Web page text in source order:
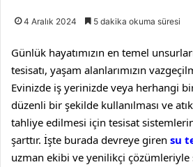
4 Aralık 2024 5 dakika okuma süresi
Günlük hayatımızın en temel
tesisatı, yaşam alanlarımızın
Evinizde iş yerinizde veya herhangi
düzenli bir şekilde kullanılması ve
tahliye edilmesi için tesisat
şarttır. İşte burada devreye giren su
uzman ekibi ve yenilikçi çözümleriyle